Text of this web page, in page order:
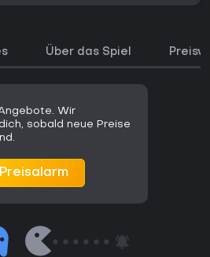
Über das Spiel
Wir
sobald neue Preise
Preisalarm